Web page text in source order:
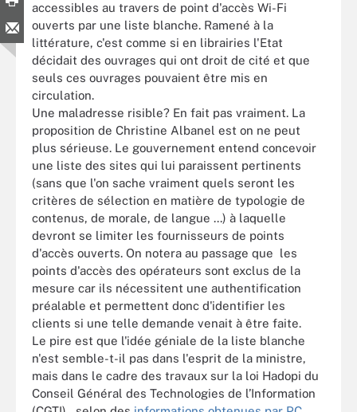
accessibles au travers de point d'accès Wi-Fi
ouverts par une liste blanche. Ramené à la
littérature, c'est comme si en librairies l'Etat
décidait des ouvrages qui ont droit de cité et que
seuls ces ouvrages pouvaient être mis en
circulation.
Une maladresse risible? En fait pas vraiment. La
proposition de Christine Albanel est on ne peut
plus sérieuse. Le gouvernement entend concevoir
une liste des sites qui lui paraissent pertinents
(sans que l'on sache vraiment quels seront les
critères de sélection en matière de typologie de
contenus, de morale, de langue ...) à laquelle
devront se limiter les fournisseurs de points
d'accès ouverts. On notera au passage que les
points d'accès des opérateurs sont exclus de la
mesure car ils nécessitent une authentification
préalable et permettent donc d'identifier les
clients si une telle demande venait à être faite.
Le pire est que l'idée géniale de la liste blanche
n'est semble-t-il pas dans l'esprit de la ministre,
mais dans le cadre des travaux sur la loi Hadopi du
Conseil Général des Technologies de l’Information